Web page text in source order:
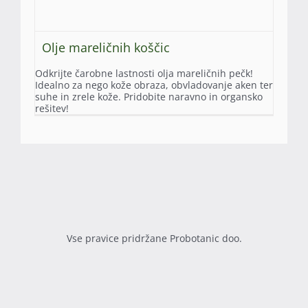
Olje mareličnih koščic
Odkrijte čarobne lastnosti olja mareličnih pečk!
Idealno za nego kože obraza, obvladovanje aken ter
suhe in zrele kože. Pridobite naravno in organsko
rešitev!
Vse pravice pridržane Probotanic doo.